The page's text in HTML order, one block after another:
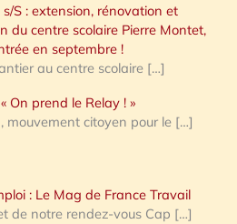
S : extension, rénovation et
du centre scolaire Pierre Montet,
en septembre !
au centre scolaire […]
On prend le Relay ! »
mouvement citoyen pour le […]
: Le Mag de France Travail
de notre rendez-vous Cap […]